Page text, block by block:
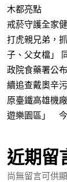
木都亮點
戒菸守護全家
打虎親兄弟，
子、父女檔」
政院食藥署公
續追查戴奧辛
原臺鐵高雄機
遊樂園區」
近期留
尚無留言可供